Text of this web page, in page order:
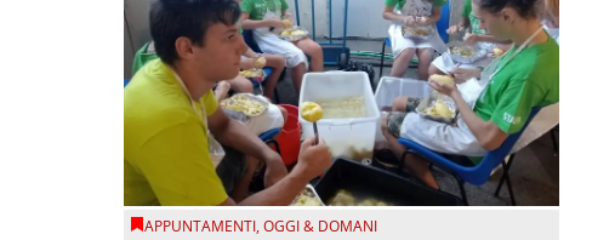
APPUNTAMENTI,OGGI & DOMANI